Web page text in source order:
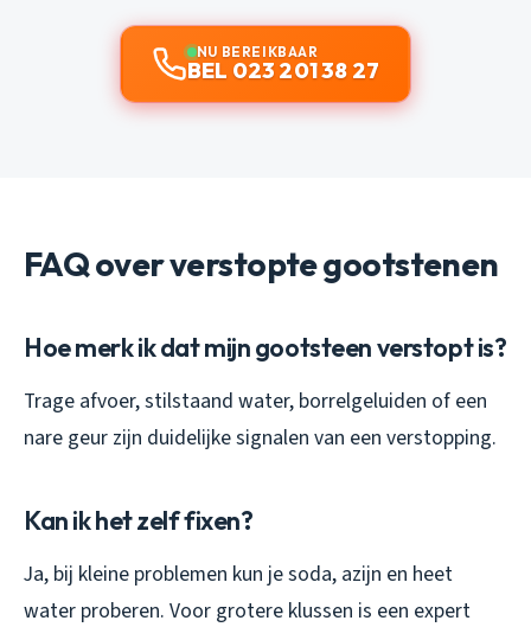
NU BEREIKBAAR
BEL 023 201 38 27
FAQ over verstopte gootstenen
Hoe merk ik dat mijn gootsteen verstopt is?
Trage afvoer, stilstaand water, borrelgeluiden of een
nare geur zijn duidelijke signalen van een verstopping.
Kan ik het zelf fixen?
Ja, bij kleine problemen kun je soda, azijn en heet
water proberen. Voor grotere klussen is een expert